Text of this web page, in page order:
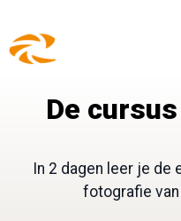
Ga
naar
De
In 2 dagen leer je
fotografie